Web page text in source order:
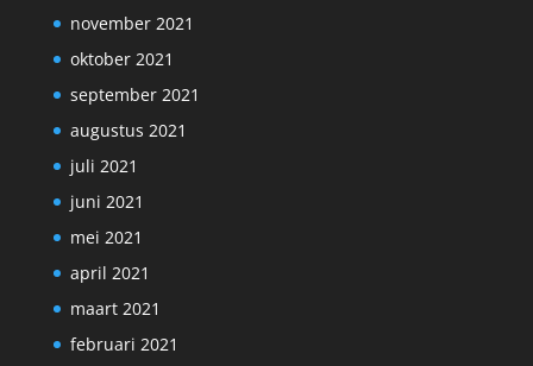
november 2021
oktober 2021
september 2021
augustus 2021
juli 2021
juni 2021
mei 2021
april 2021
maart 2021
februari 2021